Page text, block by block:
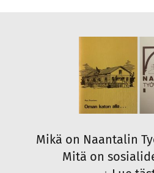
Mikä on Naantalin
Mitä on